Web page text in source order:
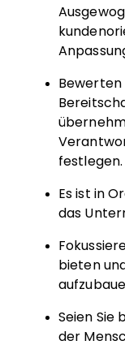
Bewerten
festlegen.
Es ist in
das
bieten
Seien Sie
der